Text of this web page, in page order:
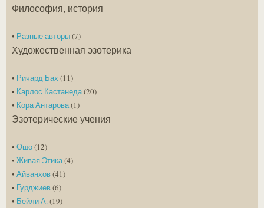
Философия, история
• Разные авторы(7)
Художественная эзотерика
• Ричард Бах (11)
• Карлос Кастанеда(20)
• Кора Антарова(1)
Эзотерические учения
• Ошо(12)
• Живая Этика(4)
• Айванхов(41)
• Гурджиев(6)
• Бейли А. (19)